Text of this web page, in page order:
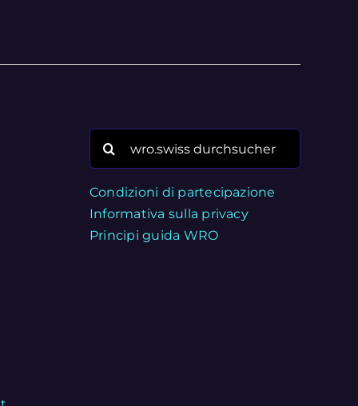
Condizioni di partecipazione
Informativa sulla privacy
Principi guida WRO